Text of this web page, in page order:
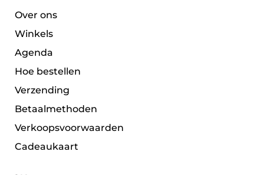
Over ons
Winkels
Agenda
Hoe bestellen
Verzending
Betaalmethoden
Verkoopsvoorwaarden
Cadeaukaart